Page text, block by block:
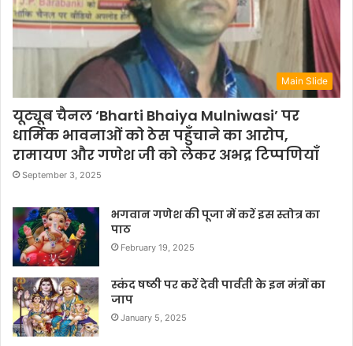
Main Slide
यूट्यूब चैनल ‘Bharti Bhaiya Mulniwasi’ पर
धार्मिक भावनाओं को ठेस पहुँचाने का आरोप,
रामायण और गणेश जी को लेकर अभद्र टिप्पणियाँ
September 3, 2025
भगवान गणेश की पूजा में करें इस स्तोत्र का
पाठ
February 19, 2025
स्कंद षष्ठी पर करें देवी पार्वती के इन मंत्रों का
जाप
January 5, 2025